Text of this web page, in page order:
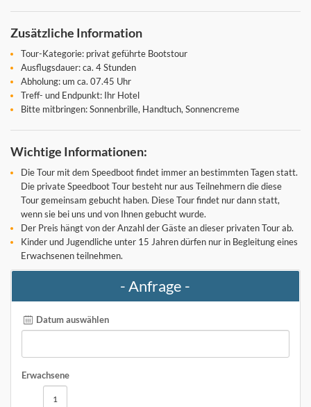
Zusätzliche Information
Tour-Kategorie: privat geführte Bootstour
Ausflugsdauer: ca. 4 Stunden
Abholung: um ca. 07.45 Uhr
Treff- und Endpunkt: Ihr Hotel
Bitte mitbringen: Sonnenbrille, Handtuch, Sonnencreme
Wichtige Informationen:
Die Tour mit dem Speedboot findet immer an bestimmten Tagen statt.
Die private Speedboot Tour besteht nur aus Teilnehmern die diese
Tour gemeinsam gebucht haben. Diese Tour findet nur dann statt,
wenn sie bei uns und von Ihnen gebucht wurde.
Der Preis hängt von der Anzahl der Gäste an dieser privaten Tour ab.
Kinder und Jugendliche unter 15 Jahren dürfen nur in Begleitung eines
Erwachsenen teilnehmen.
- Anfrage -
Datum auswählen
Erwachsene